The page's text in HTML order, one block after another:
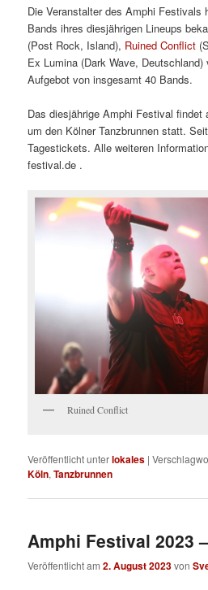
Die Veranstalter des Amphi Festivals
Bands ihres diesjährigen Lineups
(Post Rock, Island), Ruined Conflict
Ex Lumina (Dark Wave,
Aufgebot von insgesamt 40 Bands.
Das diesjährige Amphi Festival findet
um den Kölner Tanzbrunnen statt.
Tagestickets. Alle weiteren
festival.de .
Ruined Conflict
Veröffentlicht unterlokales |
Köln,Tanzbrunnen
Amphi Festival 2023
Veröffentlicht am2. August 2023von